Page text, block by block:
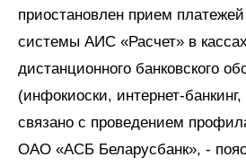
приостановлен прием
системы АИС «Расчет» в
дистанционного банковского
(инфокиоски, интернет-
связано с проведением
ОАО «АСБ Беларусбанк», -